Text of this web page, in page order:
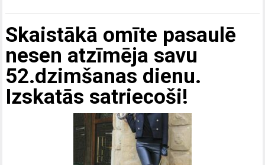
Skaistākā omīte pasaulē
nesen atzīmēja savu
52.dzimšanas dienu.
Izskatās satriecoši!